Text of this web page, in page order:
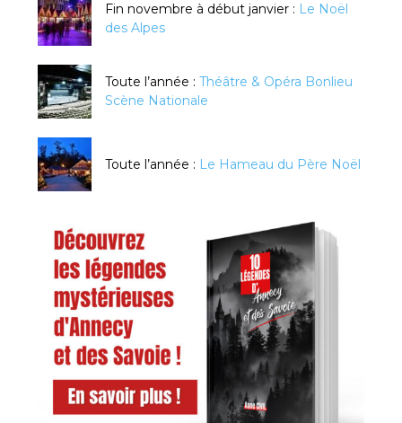
Fin novembre à début janvier : Le Noël
des Alpes
Toute l’année : Théâtre & Opéra Bonlieu
Scène Nationale
Toute l’année : Le Hameau du Père Noël